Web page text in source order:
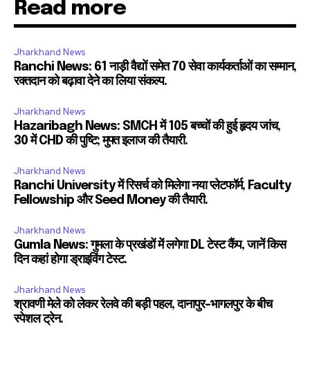
Read more
Jharkhand News
Ranchi News: 61 नाड़ी वैद्यों समेत 70 सेवा कार्यकर्ताओं का सम्मान,
रक्तदान को बढ़ावा देने का लिया संकल्प.
Jharkhand News
Hazaribagh News: SMCH में 105 बच्चों की हुई हृदय जांच,
30 में CHD की पुष्टि; मुफ्त इलाज की तैयारी.
Jharkhand News
Ranchi University में रिसर्च को मिलेगा नया प्लेटफॉर्म, Faculty
Fellowship और Seed Money की तैयारी.
Jharkhand News
Gumla News: गुमला के प्रखंडों में लगेगा DL टेस्ट कैंप, जानें किस
दिन कहां होगा ड्राइविंग टेस्ट.
Jharkhand News
श्रावणी मेले को लेकर रेलवे की बड़ी पहल, दानापुर-भागलपुर के बीच
स्पेशल ट्रेन.